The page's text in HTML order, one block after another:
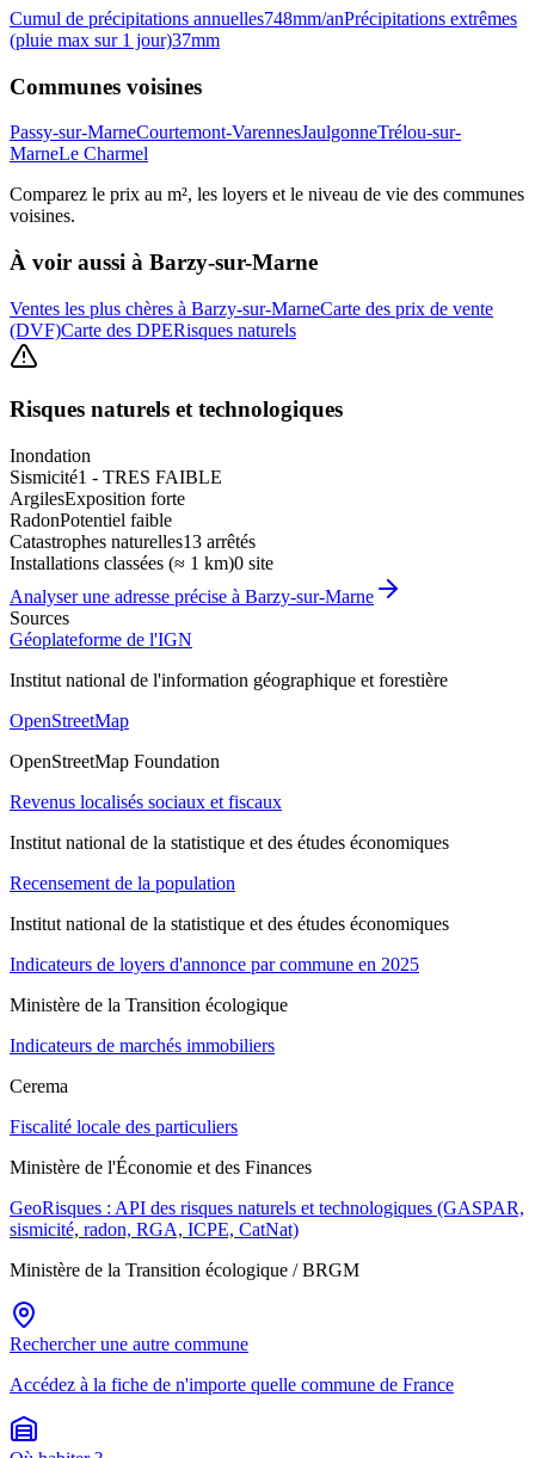
Cumul de précipitations annuelles748mm/anPrécipitations extrêmes
(pluie max sur 1 jour)37mm
Communes voisines
Passy-sur-MarneCourtemont-VarennesJaulgonneTrélou-sur-
MarneLe Charmel
Comparez le prix au m², les loyers et le niveau de vie des communes
voisines.
À voir aussi à Barzy-sur-Marne
Ventes les plus chères à Barzy-sur-MarneCarte des prix de vente
(DVF)Carte des DPERisques naturels
Risques naturels et technologiques
Inondation
Sismicité1 - TRES FAIBLE
ArgilesExposition forte
RadonPotentiel faible
Catastrophes naturelles13 arrêtés
Installations classées (≈ 1 km)0 site
Analyser une adresse précise à Barzy-sur-Marne
Sources
Géoplateforme de l'IGN
Institut national de l'information géographique et forestière
OpenStreetMap
OpenStreetMap Foundation
Revenus localisés sociaux et fiscaux
Institut national de la statistique et des études économiques
Recensement de la population
Institut national de la statistique et des études économiques
Indicateurs de loyers d'annonce par commune en 2025
Ministère de la Transition écologique
Indicateurs de marchés immobiliers
Cerema
Fiscalité locale des particuliers
Ministère de l'Économie et des Finances
GeoRisques : API des risques naturels et technologiques (GASPAR,
sismicité, radon, RGA, ICPE, CatNat)
Ministère de la Transition écologique / BRGM
Rechercher une autre commune
Accédez à la fiche de n'importe quelle commune de France